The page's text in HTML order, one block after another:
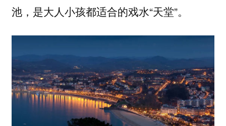
池，是大人小孩都适合的戏水“天堂”。